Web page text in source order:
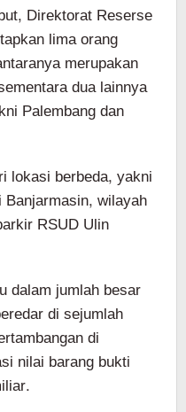
Direktorat Reserse
lima orang
merupakan
dua lainnya
Palembang dan
lokasi berbeda, yakni
wilayah
RSUD Ulin
dalam jumlah besar
di sejumlah
di
nilai barang bukti